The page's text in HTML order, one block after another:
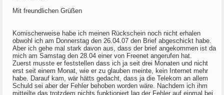
Mit freundlichen Grüßen
Komischerweise habe ich meinen Rückschein noch nicht erhalen
obwohl ich am Donnerstag den 26.04.07 den Brief abgeschickt habe.
Aber ich gehe mal stark davon aus, dass der brief angekommen ist da
mich am Samstag den 28.04 einer von Freenet angerufen hat.
Zuerst musste er feststellen dass ich ja seit drei Monaten und nicht
erst seit einem Monat, wie er zu glauben meinte, kein Internet mehr
habe. Darauf kam, wär hätts gedacht, dass ja die Telekom an allem
Schuld sei aber der Fehler behoben worden wäre. Nachdem ich ihm
mitteilte das trotzdem nichts funktioniert lag der Fehler auf einmal bei